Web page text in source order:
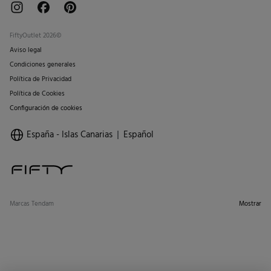
FiftyOutlet 2026©
Aviso legal
Condiciones generales
Política de Privacidad
Política de Cookies
Configuración de cookies
España - Islas Canarias Español
Marcas Tendam Mostrar